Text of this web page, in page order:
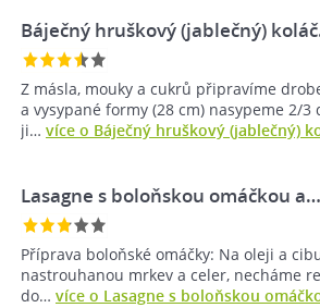
Báječný hruškový (jablečný)
Z másla, mouky a cukrů připravíme
a vysypané formy (28 cm) nasypeme 2/3
ji… více o Báječný hruškový (jablečný)
Lasagne s boloňskou omáčkou a…
Příprava boloňské omáčky: Na oleji a
nastrouhanou mrkev a celer, necháme
do… více o Lasagne s boloňskou